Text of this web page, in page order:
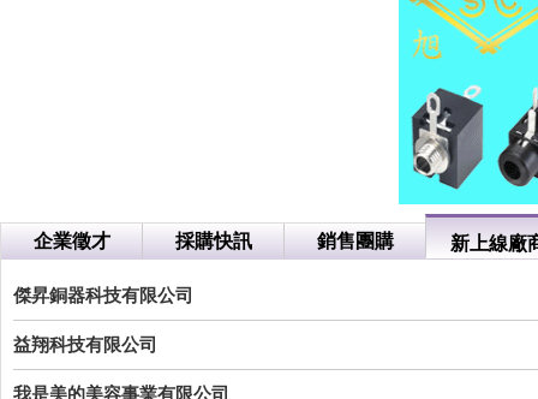
企業徵才 採購快訊 銷售團購 新上線廠
傑昇銅器科技有限公司
益翔科技有限公司
我是美的美容事業有限公司